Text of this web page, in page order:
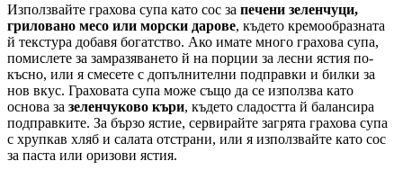
Използвайте грахова супа като сос за печени зеленчуци,
гриловано месо или морски дарове, където кремообразната
й текстура добавя богатство. Ако имате много грахова супа,
помислете за замразяването й на порции за лесни ястия по-
късно, или я смесете с допълнителни подправки и билки за
нов вкус. Граховата супа може също да се използва като
основа за зеленчуково къри, където сладостта й балансира
подправките. За бързо ястие, сервирайте загрята грахова супа
с хрупкав хляб и салата отстрани, или я използвайте като сос
за паста или оризови ястия.